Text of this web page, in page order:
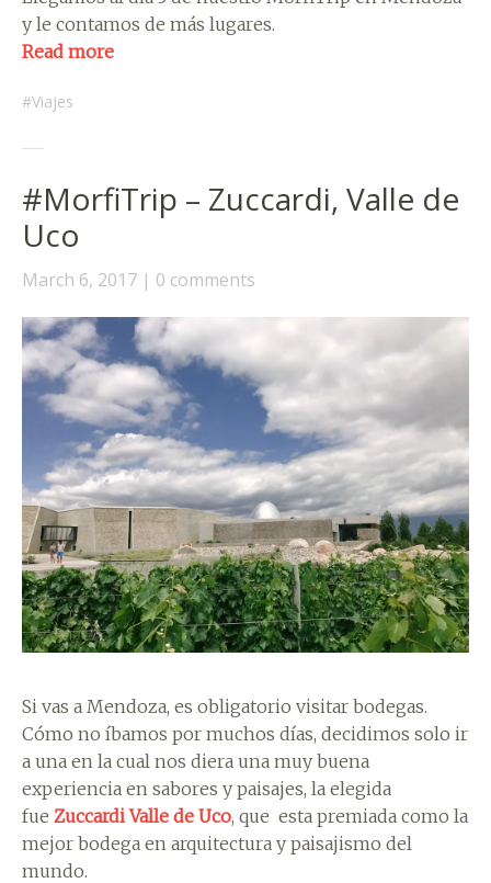
y le contamos de más lugares.
Read more
Viajes
#MorfiTrip – Zuccardi, Valle de
Uco
March 6, 2017 0 comments
Si vas a Mendoza, es obligatorio visitar bodegas.
Cómo no íbamos por muchos días, decidimos solo ir
a una en la cual nos diera una muy buena
experiencia en sabores y paisajes, la elegida
fue Zuccardi Valle de Uco, que esta premiada como la
mejor bodega en arquitectura y paisajismo del
mundo.